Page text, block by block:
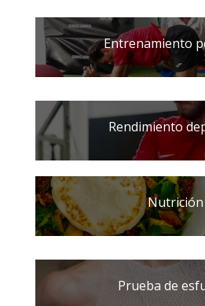
Entrenamiento
Rendimiento
Nutrición
Prueba de